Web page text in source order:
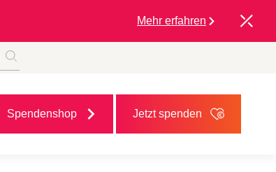
Mehr erfahren
Spendenshop Jetzt spenden